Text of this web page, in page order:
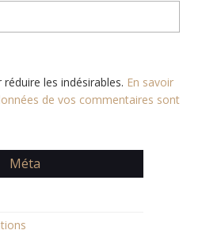
les indésirables. En savoir
de vos commentaires sont
Méta